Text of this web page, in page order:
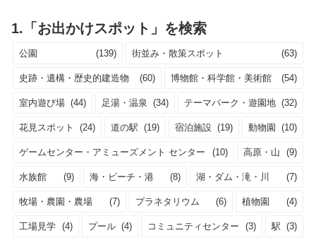
1.「お出かけスポット」を検索
公園 (139) 街並み・散策スポット (63)
史跡・遺構・歴史的建造物 (60) 博物館・科学館・美術館 (54)
室内遊び場 (44) 足湯・温泉 (34) テーマパーク・遊園地 (32)
花見スポット (24) 道の駅 (19) 宿泊施設 (19) 動物園 (10)
ゲームセンター・アミューズメント センター (10) 高原・山 (9)
水族館 (9) 海・ビーチ・港 (8) 湖・ダム・滝・川 (7)
牧場・農園・農場 (7) プラネタリウム (6) 植物園 (4)
工場見学 (4) プール (4) コミュニティセンター (3) 駅 (3)